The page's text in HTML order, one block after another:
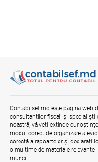
Contract
adecvată
Contabilsef.md este pagina web
consultanților fiscali și
noastră, vă veți extinde
modul corect de organizare a
corectă a rapoartelor și
o mulțime de materiale relevante
muncii.